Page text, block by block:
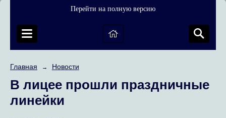
Перейти на полную версию
Главная → Новости
В лицее прошли праздничные
линейки